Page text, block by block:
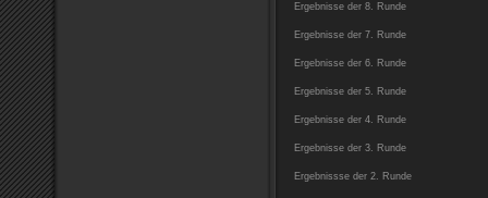
Ergebnisse der 8. Runde
Ergebnisse der 7. Runde
Ergebnisse der 6. Runde
Ergebnisse der 5. Runde
Ergebnisse der 4. Runde
Ergebnisse der 3. Runde
Ergebnissse der 2. Runde